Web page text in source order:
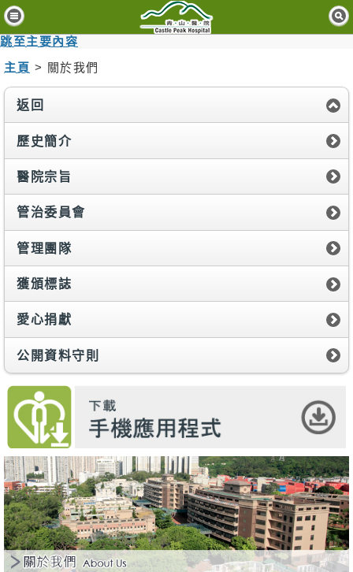
跳至主要內容
主
頁
病
人
與
訪
客
醫
服
務
精
神
健
資
訊
消
及
活
關
於
我
們
聯
主頁 > 關於我們
返回
歷史簡介
醫院宗旨
管治委員會
管理團隊
獲頒標誌
愛心捐獻
公開資料守則